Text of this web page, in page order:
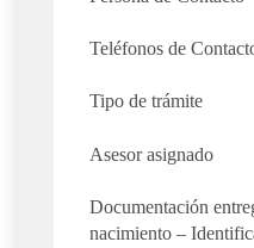
Teléfonos de
Tipo de trámite
Asesor asignado
Documentación
nacimiento –